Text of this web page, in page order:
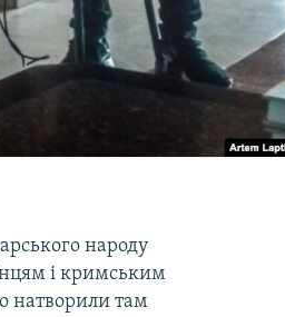
народу
і кримським
натворили там